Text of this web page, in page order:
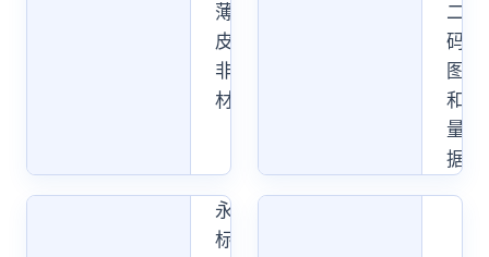
薄膜、
皮革等
非金属
材料
二维
码、
图案
和变
量数
据
永久
标